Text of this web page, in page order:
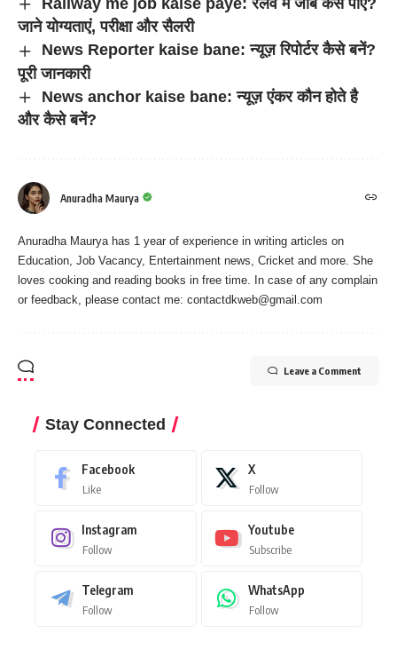
Railway me job kaise paye: रेलवे में जॉब कैसे पाएं?
जाने योग्यताएं, परीक्षा और सैलरी
News Reporter kaise bane: न्यूज़ रिपोर्टर कैसे बनें?
पूरी जानकारी
News anchor kaise bane: न्यूज़ एंकर कौन होते है
और कैसे बनें?
Anuradha Maurya
Anuradha Maurya has 1 year of experience in writing articles on
Education, Job Vacancy, Entertainment news, Cricket and more. She
loves cooking and reading books in free time. In case of any complain
or feedback, please contact me: contactdkweb@gmail.com
Leave a Comment
Stay Connected
Facebook
Like
X
Follow
Instagram
Follow
Youtube
Subscribe
Telegram
Follow
WhatsApp
Follow